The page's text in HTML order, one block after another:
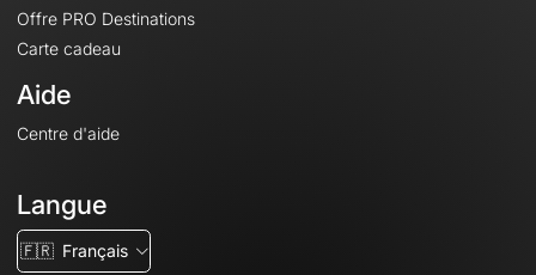
Offre PRO Destinations
Carte cadeau
Aide
Centre d'aide
Langue
🇫🇷 Français